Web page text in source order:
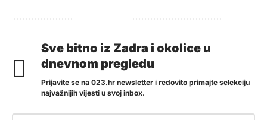
Sve bitno iz Zadra i okolice u
dnevnom pregledu
Prijavite se na 023.hr newsletter i redovito primajte selekciju
najvažnijih vijesti u svoj inbox.